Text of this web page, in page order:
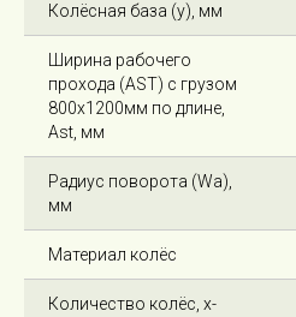
Колёсная база (y), мм
Ширина рабочего
прохода (AST) с грузом
800х1200мм по длине,
Ast, мм
Радиус поворота (Wa),
мм
Материал колёс
Количество колёс, х-